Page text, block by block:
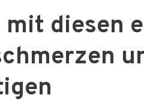
mit diesen